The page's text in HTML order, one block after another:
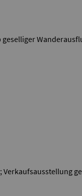
Verkaufsausstellung